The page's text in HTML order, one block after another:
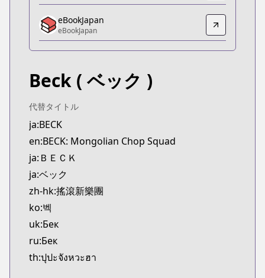
Anime-Planet
https://www.anime-planet.com/manga/beck-
eBookJapan
eBookJapan
Official Raw
Official Raw
https://comic-days.com/episode/
Kitsu
Kitsu
https://kitsu.app/manga/354
MangaUpdates
MangaUpdates
https://www.mangaupdates.com/
Book☆Walker
Book☆Walker
https://bookwalker.jp/series/502830
Official English
eBookJapan
eBookJapan
Beck ( ベック )
代替タイトル
ja:BECK
en:BECK: Mongolian Chop Squad
ja:ＢＥＣＫ
ja:ベック
zh-hk:搖滾新樂團
ko:벡
uk:Бек
ru:Бек
th:ปุปะจังหวะฮา